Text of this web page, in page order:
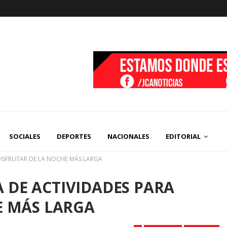
SOCIALES DEPORTES NACIONALES EDITORIAL
DE LA NOCHE MÁS LARGA
ACTIVIDADES PARA
MÁS LARGA